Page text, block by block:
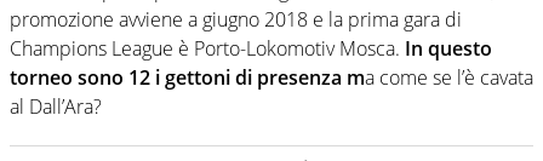
promozione avviene a giugno 2018 e la prima gara di
Champions League è Porto-Lokomotiv Mosca. In questo
torneo sono 12 i gettoni di presenza ma come se l’è cavata
al Dall’Ara?